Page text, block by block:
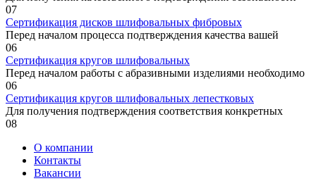
07
Сертификация дисков шлифовальных фибровых
Перед началом процесса подтверждения качества вашей
06
Сертификация кругов шлифовальных
Перед началом работы с абразивными изделиями необходимо
06
Сертификация кругов шлифовальных лепестковых
Для получения подтверждения соответствия конкретных
08
О компании
Контакты
Вакансии